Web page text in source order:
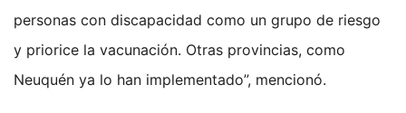
personas con discapacidad como un grupo de riesgo
y priorice la vacunación. Otras provincias, como
Neuquén ya lo han implementado”, mencionó.